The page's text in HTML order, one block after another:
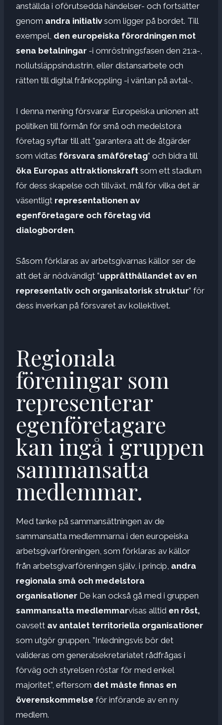
anställda i oförutsedda händelser- och fortsätter
genom andra initiativ som ligger på bordet. Till
exempel, den europeiska förordningen mot
sena betalningar -i omröstningsfasen den 21:a-,
nollutsläppsindustrin, eller distansarbete och
rätten till digital frånkoppling -i väntan på avtal-.
I denna mening försvarar Europeiska unionen att
politiken till förmån för små och medelstora
företag syftar till att ”garantera att de åtgärder
som vidtas försvara småföretag” och bidra till
öka Europas attraktionskraft som ett stadium
för dess skapelse och tillväxt, mål för vilka det är
väsentligt representationen av
egenföretagare och företag vid
dialogborden.
Såsom förklaras av arbetsgivarnas källor ser de
att det är nödvändigt ”upprätthållandet av en
representativ och organisatorisk struktur” för
dess inverkan på försvaret av kollektivet.
Regionala
föreningar som
representerar
egenföretagare
kan ingå i gruppen
sammansatta
medlemmar.
Med tanke på sammansättningen av de
sammansatta medlemmarna i den europeiska
arbetsgivarföreningen, som förklaras av källor
från arbetsgivarföreningen själv, i princip, andra
regionala små och medelstora
organisationer De kan också gå med i gruppen
sammansatta medlemmarvisas alltid en röst,
oavsett av antalet territoriella organisationer
som utgör gruppen. ”Inledningsvis bör det
valideras om generalsekretariatet rådfrågas i
förväg och styrelsen röstar för med enkel
majoritet”, eftersom det måste finnas en
överenskommelse för införande av en ny
medlem.